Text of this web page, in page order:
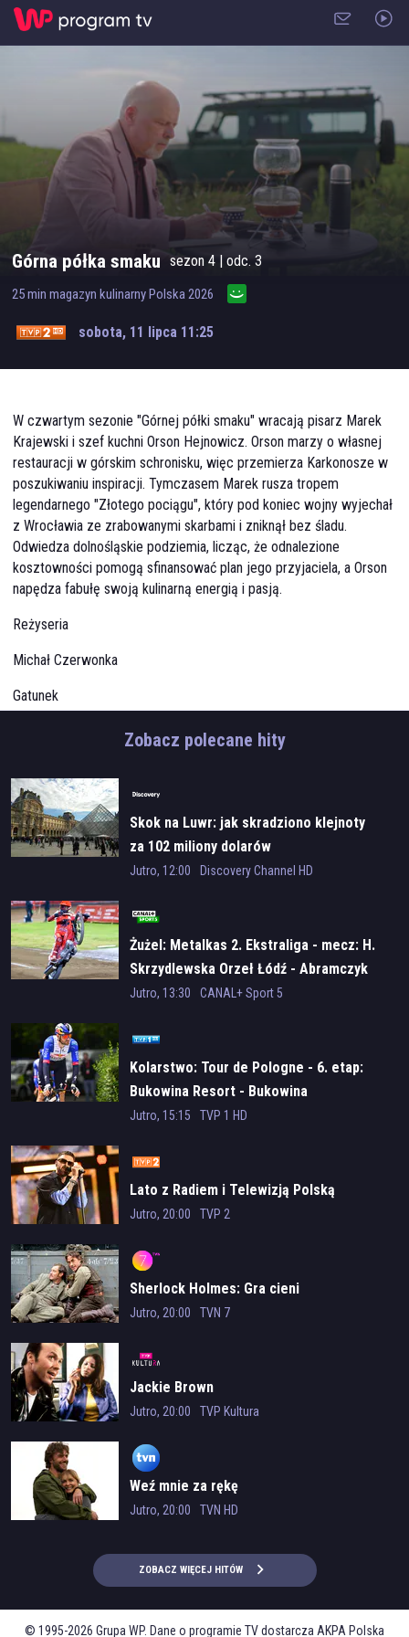
Górna półka smaku sezon 4 | odc. 3
25min magazyn kulinarnyPolska2026
sobota, 11 lipca 11:25
W czwartym sezonie "Górnej półki smaku" wracają pisarz Marek
Krajewski i szef kuchni Orson Hejnowicz. Orson marzy o własnej
restauracji w górskim schronisku, więc przemierza Karkonosze w
poszukiwaniu inspiracji. Tymczasem Marek rusza tropem
legendarnego "Złotego pociągu", który pod koniec wojny wyjechał
z Wrocławia ze zrabowanymi skarbami i zniknął bez śladu.
Odwiedza dolnośląskie podziemia, licząc, że odnalezione
kosztowności pomogą sfinansować plan jego przyjaciela, a Orson
napędza fabułę swoją kulinarną energią i pasją.
Reżyseria
Michał Czerwonka
Gatunek
Polska
Rok produkcji
Czas trwania
25 min.
Zobacz polecane hity
Skok na Luwr: jak skradziono klejnoty
za 102 miliony dolarów
Jutro, 12:00 Discovery Channel HD
Żużel: Metalkas 2. Ekstraliga - mecz: H.
Skrzydlewska Orzeł Łódź - Abramczyk
Polonia Bydgoszcz
Jutro, 13:30 CANAL+ Sport 5
Kolarstwo: Tour de Pologne - 6. etap:
Bukowina Resort - Bukowina
Tatrzańska
Jutro, 15:15 TVP 1 HD
Lato z Radiem i Telewizją Polską
Jutro, 20:00 TVP 2
Sherlock Holmes: Gra cieni
Jutro, 20:00 TVN 7
Jackie Brown
Jutro, 20:00 TVP Kultura
Weź mnie za rękę
Jutro, 20:00 TVN HD
ZOBACZ WIĘCEJ HITÓW
© 1995-2026 Grupa WP. Dane o programie TV dostarcza AKPA Polska